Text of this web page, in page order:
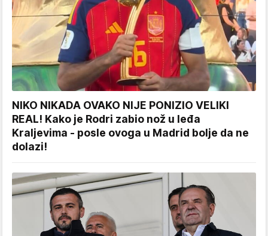
NIKO NIKADA OVAKO NIJE PONIZIO VELIKI
REAL! Kako je Rodri zabio nož u leđa
Kraljevima - posle ovoga u Madrid bolje da ne
dolazi!